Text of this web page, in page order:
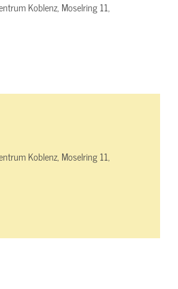
Koblenz, Moselring 11,
Koblenz, Moselring 11,